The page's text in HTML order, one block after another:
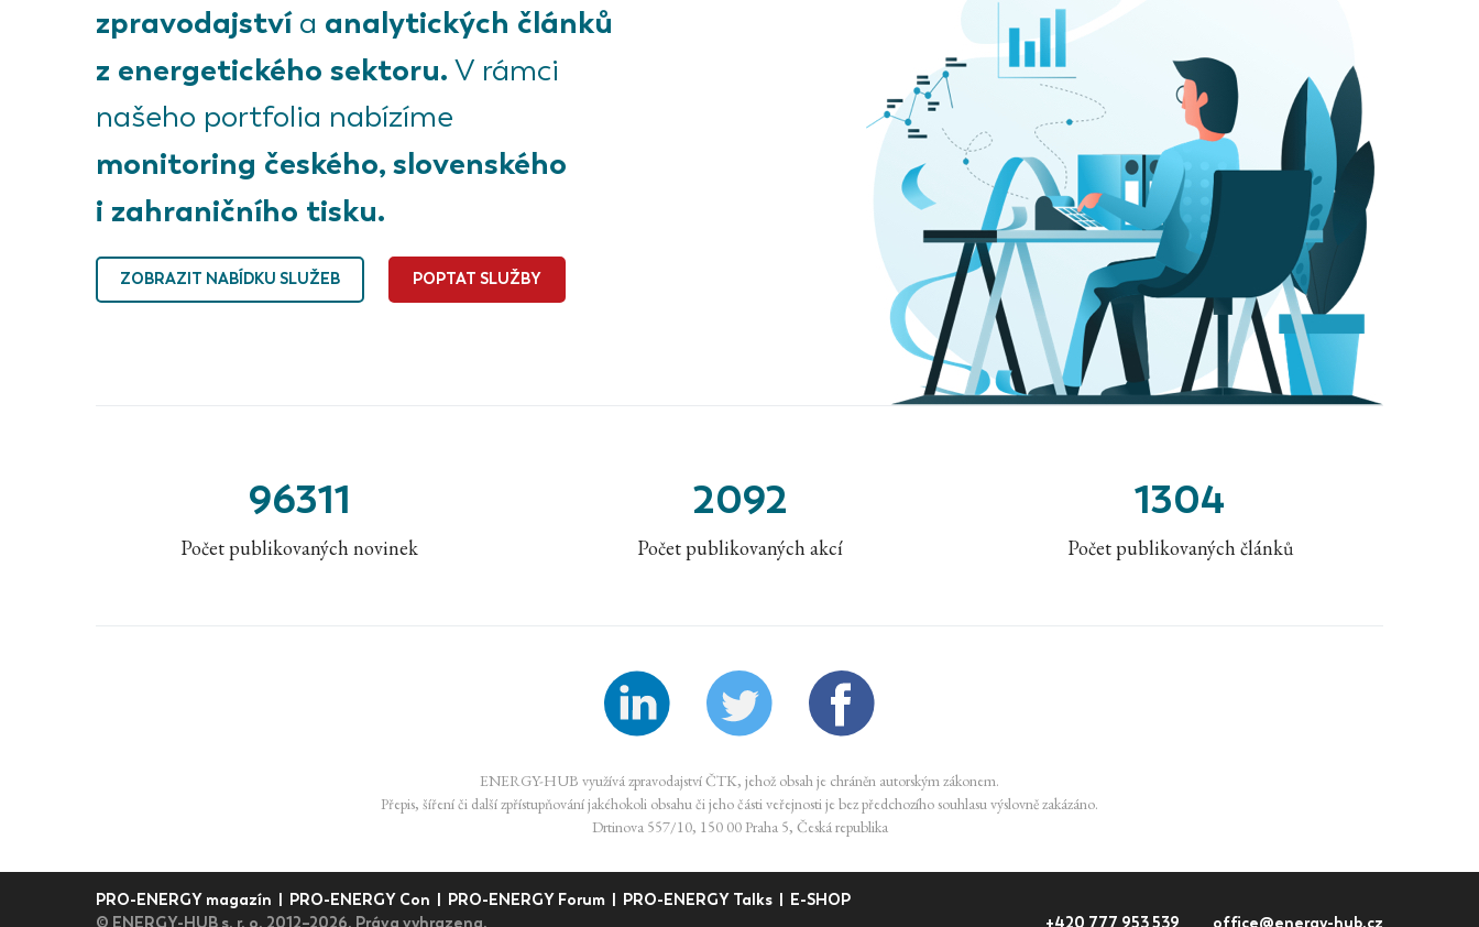
zpravodajstvía analytických článků
z energetického sektoru. V rámci
našeho portfolia nabízíme
monitoring českého, slovenského
i zahraničního tisku.
ZOBRAZIT NABÍDKU SLUŽEB POPTAT SLUŽBY
96311
Počet publikovaných novinek
2092
Počet publikovaných akcí
1304
Počet publikovaných článků
ENERGY-HUB využívá zpravodajství ČTK, jehož obsah je chráněn autorským zákonem.
Přepis, šíření či další zpřístupňování jakéhokoli obsahu či jeho části veřejnosti je bez předchozího souhlasu výslovně zakázáno.
Drtinova 557/10, 150 00 Praha 5, Česká republika
PRO-ENERGY magazín PRO-ENERGY Con PRO-ENERGY Forum PRO-ENERGY Talks
E-SHOP
© ENERGY-HUB s. r. o. 2012–2026. Práva vyhrazena.
+420 777 953 539 office@energy-hub.cz